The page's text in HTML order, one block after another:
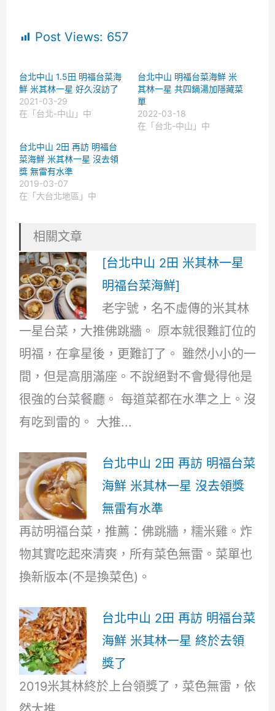
Post Views: 657
台北中山 1.5田 明福台菜海
鮮 米其林一星 好久沒訪了
2021-03-29
在「台北-中山」中
台北中山 明福台菜海鮮 米
其林一星 共四鍋湯加隱藏菜
單
2022-03-18
在「台北-中山」中
台北中山 2田 再訪 明福台
菜海鮮 米其林一星 沒去領
獎 無雷有水準
2019-03-07
在「大台北地區」中
相關文章
[台北中山 2田 米其林一星
明福台菜海鮮]
老字號，名不虛傳的米其林
一星台菜，大推佛跳牆。 原本就很難訂位的
明福，在拿星後，更難訂了。 雖然小小的一
間，但是高朋滿座。不說絕對不會覺得他是
很強的台菜餐廳。 每道菜都在水準之上。沒
有吃到雷的。 大推...
台北中山 2田 再訪 明福台菜
海鮮 米其林一星 沒去領獎
無雷有水準
再訪明福台菜，推薦：佛跳牆，糯米雞。炸
物其實吃起來清爽，所有菜色無雷。菜單也
換新版本(不是換菜色)。
台北中山 2田 再訪 明福台菜
海鮮 米其林一星 終於去領
獎了
2019米其林終於上台領獎了，菜色無雷，依